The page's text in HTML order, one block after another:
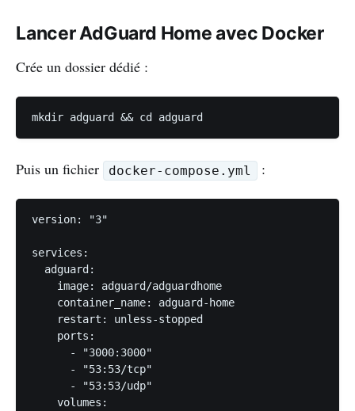
Lancer AdGuard Home avec Docker
Crée un dossier dédié :
Puis un fichier docker-compose.yml :
version: "3"
services:
  adguard:
    image: adguard/adguardhome
    container_name: adguard-home
    restart: unless-stopped
    ports:
      - "3000:3000"
      - "53:53/tcp"
      - "53:53/udp"
    volumes: